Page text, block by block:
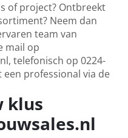
of project? Ontbreekt
Neem dan
team van
mail op
telefonisch op 0224-
professional via de
klus